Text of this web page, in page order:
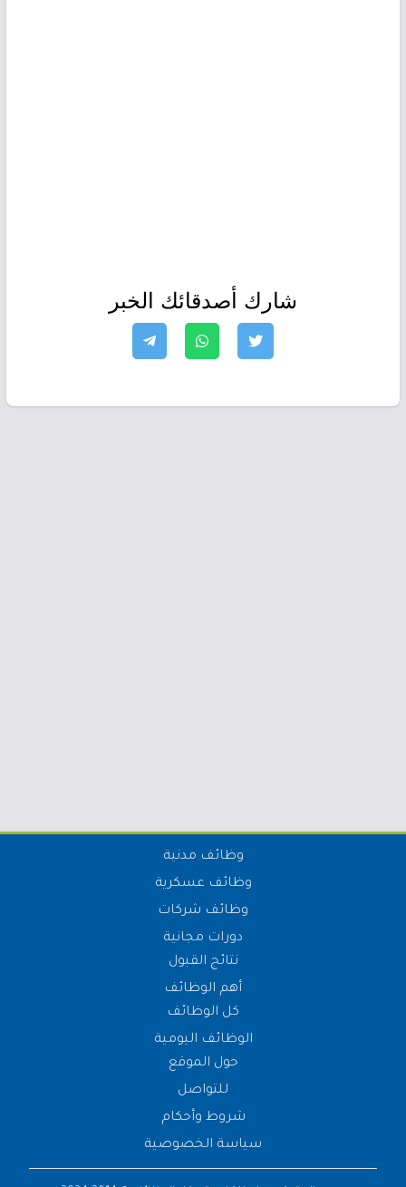
شارك أصدقائك الخبر
وظائف مدنية
وظائف عسكرية
وظائف شركات
دورات مجانية
نتائج القبول
أهم الوظائف
كل الوظائف
الوظائف اليومية
حول الموقع
للتواصل
شروط وأحكام
سياسة الخصوصية